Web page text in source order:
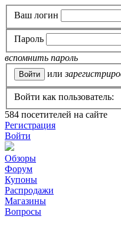
Ваш логин
Пароль
вспомнить пароль
или
Войти как пользователь:
584 посетителей на сайте
Регистрация
Войти
Обзоры
Форум
Купоны
Распродажи
Магазины
Вопросы